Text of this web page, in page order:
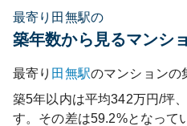
最寄り田無駅の
築年数から見るマンシ
最寄り 田無駅のマンションの
築5年以内は平均342万円/坪
す。その差は59.2%となって